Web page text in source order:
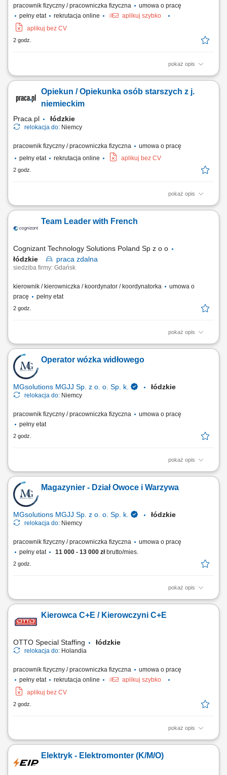
pracownik fizyczny / pracowniczka fizyczna
umowa o pracę
pełny etat
rekrutacja online
aplikuj szybko
aplikuj bez CV
2 godz.
pokaż opis
Zakres obowiązków Realizacja kompletacji zamówień na rury i
załadunek na transport. Obsługa suwnicy oraz przemieszczanie
ciężkich materiałów w magazynie. Kontrola zgodności i poprawności
Opiekun / Opiekunka osób starszych z j.
niemieckim
Praca.pl łódzkie
relokacja do: Niemcy
pracownik fizyczny / pracowniczka fizyczna
umowa o pracę
pełny etat
rekrutacja online aplikuj bez CV
2 godz.
pokaż opis
Zakres obowiązków: wykonywanie czynności higieniczno-
stanu zdrowia (waga, ciśnienie, temperatura, poziom cukru), realizacja
zaleceń medycznych zgodnie z procedurami, wsparcie seniorów w
Team Leader with French
Cognizant Technology Solutions Poland Sp z o o
łódzkie
praca zdalna
siedziba firmy: Gdańsk
kierownik / kierowniczka / koordynator / koordynatorka
umowa o
pracę
pełny etat
2 godz.
pokaż opis
Work model: Remote About the role We are looking for an experienced
Team Lead to oversee a group of teams working on social media
monitoring, content quality and localization support across multiple
markets. You'll be responsible for team performance, service delivery
and continuous improvement....
Operator wózka widłowego
MGsolutions MGJJ Sp. z o. o. Sp. k. łódzkie
relokacja do: Niemcy
pracownik fizyczny / pracowniczka fizyczna
umowa o pracę
pełny etat
2 godz.
pokaż opis
Opis stanowiska Magazynowanie towaru - załadunek oraz rozładunek
towarów dostarczanych do magazynu; Przyjmowanie dostaw;
Przygotowywanie towaru do dalszej wysyłki; Proste prace pomocnicze
na terenie magazynu logistycznego;
Magazynier - Dział Owoce i Warzywa
MGsolutions MGJJ Sp. z o. o. Sp. k. łódzkie
relokacja do: Niemcy
pracownik fizyczny / pracowniczka fizyczna
umowa o pracę
pełny etat
11 000 - 13 000 złbrutto/mies.
2 godz.
pokaż opis
Opis stanowiska Realizacja zamówień (Order Picker, Komisjonowanie)
systemie w języku polskim. Opieka polskojęzycznego Koordynatora i
szkoleniowca! Układanie towaru; Kontrola jakości; Inne proste prace na
Kierowca C+E / Kierowczyni C+E
OTTO Special Staffing łódzkie
relokacja do: Holandia
pracownik fizyczny / pracowniczka fizyczna
umowa o pracę
pełny etat
rekrutacja online
aplikuj szybko
aplikuj bez CV
2 godz.
pokaż opis
Zakres obowiązków Bezpieczny transport towarów ciągnikami
Załadunek, rozładunek oraz kontrola ładunku i dokumentacji
transportowej. Profesjonalna obsługa klientów i reprezentowanie firmy.
Elektryk - Elektromonter (K/M/O)